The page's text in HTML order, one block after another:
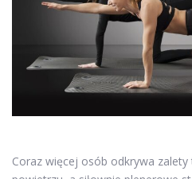
Coraz więcej osób odkrywa